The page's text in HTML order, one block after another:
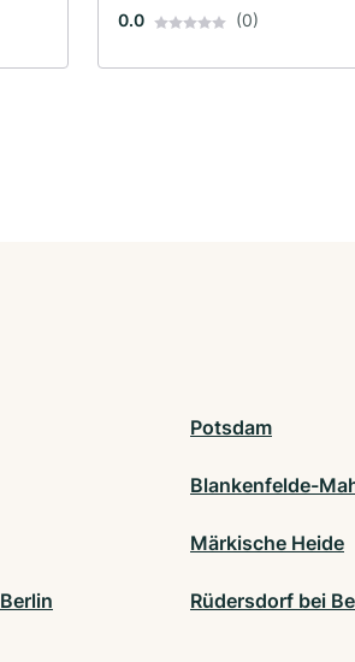
0.0 (0)
Potsdam
Blankenfelde-
Märkische Heide
Rüdersdorf bei